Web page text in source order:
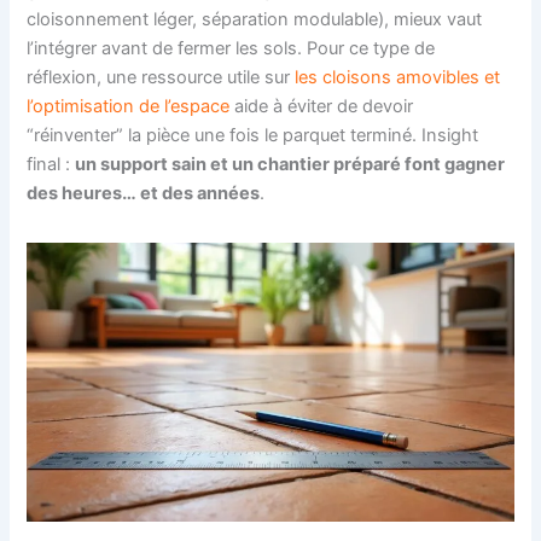
cloisonnement léger, séparation modulable), mieux vaut
l’intégrer avant de fermer les sols. Pour ce type de
réflexion, une ressource utile sur les cloisons amovibles et
l’optimisation de l’espace aide à éviter de devoir
“réinventer” la pièce une fois le parquet terminé. Insight
final : un support sain et un chantier préparé font gagner
des heures… et des années.